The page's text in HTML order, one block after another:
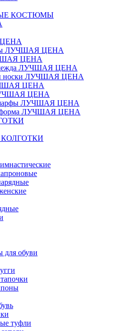
КОСТЮМЫ
ЛУЧШАЯ ЦЕНА
ЦЕНА
ЛУЧШАЯ ЦЕНА
и носки ЛУЧШАЯ ЦЕНА
ЦЕНА
ЦЕНА
ЛУЧШАЯ ЦЕНА
форма ЛУЧШАЯ ЦЕНА
для обуви
туфли